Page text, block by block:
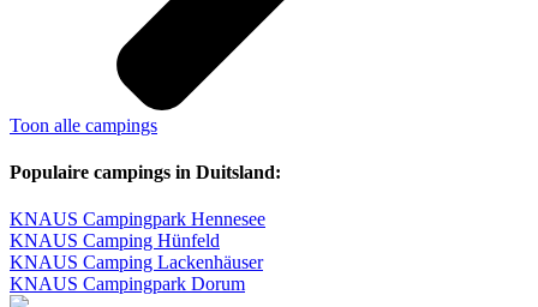
Toon alle campings
Populaire campings in Duitsland:
KNAUS Campingpark Hennesee
KNAUS Camping Hünfeld
KNAUS Camping Lackenhäuser
KNAUS Campingpark Dorum